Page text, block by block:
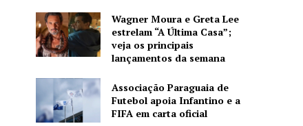
Wagner Moura e Greta Lee
estrelam “A Última Casa”;
veja os principais
lançamentos da semana
Associação Paraguaia de
Futebol apoia Infantino e a
FIFA em carta oficial